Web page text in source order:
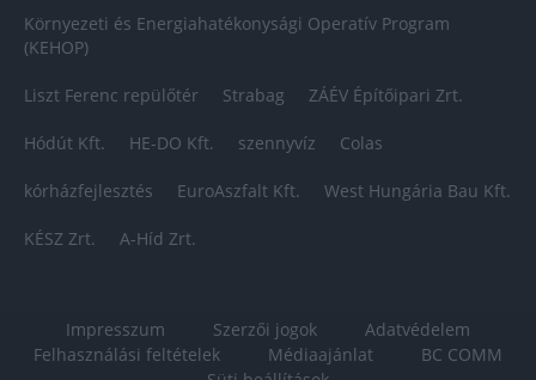
Környezeti és Energiahatékonysági Operatív Program
(KEHOP)
Liszt Ferenc repülőtér Strabag ZÁÉV Építőipari Zrt.
Hódút Kft. HE-DO Kft. szennyvíz Colas
kórházfejlesztés EuroAszfalt Kft. West Hungária Bau Kft.
KÉSZ Zrt. A-Híd Zrt.
Impresszum Szerzői jogok
Adatvédelem
Felhasználási feltételek
Médiaajánlat
BC COMM